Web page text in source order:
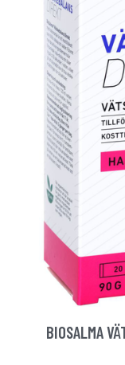
BIOSALMA